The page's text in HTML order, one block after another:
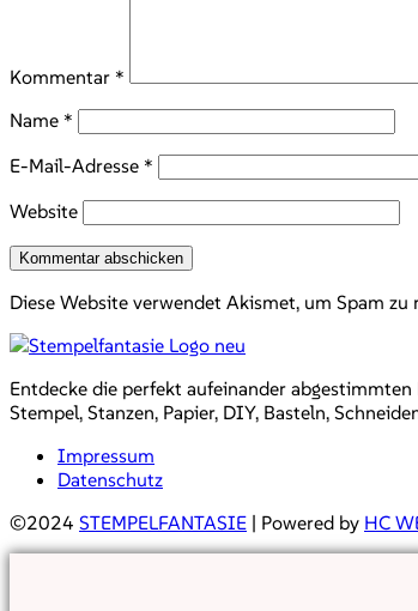
Kommentar *
Name *
E-Mail-Adresse *
Website
Diese Website verwendet Akismet, um Spam zu
Entdecke die perfekt aufeinander
Stempel, Stanzen, Papier, DIY, Basteln,
Impressum
Datenschutz
©2024 STEMPELFANTASIE | Powered by HC